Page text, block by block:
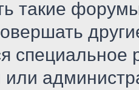
такие